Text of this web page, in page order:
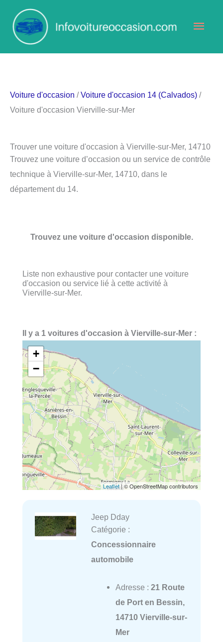
contenu
Voiture d'occasion /Voiture d'occasion 14 (Calvados) /
Voiture d'occasion Vierville-sur-Mer
Trouver une voiture d'occasion à Vierville-sur-Mer, 14710
Trouvez une voiture d’occasion ou un service de contrôle
technique à Vierville-sur-Mer, 14710, dans le
département du 14.
Trouvez une voiture d'occasion disponible.
Liste non exhaustive pour contacter une voiture
d'occasion ou service lié à cette activité à
Vierville-sur-Mer.
Il y a 1 voitures d'occasion à Vierville-sur-Mer :
+
−
Leaflet| © OpenStreetMap contributors
Jeep Dday
Catégorie :
Concessionnaire
automobile
Adresse : 21 Route
de Port en Bessin,
14710 Vierville-sur-
Mer